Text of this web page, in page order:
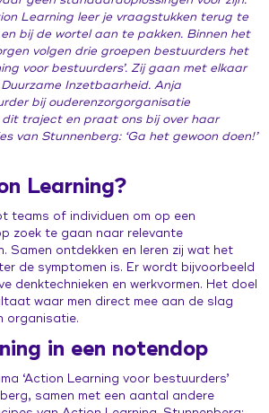
leidinggevenden
over morgen (publiekscampagne)
Festival 19 november 2026
Learning leer je vraagstukken terug te
bij de wortel aan te pakken. Binnen het
volgen drie groepen bestuurders het
voor bestuurders’. Zij gaan met elkaar
Inzetbaarheid. Anja
bij ouderenzorgorganisatie
dit traject en praat ons bij over haar
van Stunnenberg: ‘Ga het gewoon doen!’
Learning?
teams of individuen om op een
zoek te gaan naar relevante
Samen ontdekken en leren zij wat het
de symptomen is. Er wordt bijvoorbeeld
denktechnieken en werkvormen. Het doel
waar men direct mee aan de slag
organisatie.
in een notendop
‘Action Learning voor bestuurders’
samen met een aantal andere